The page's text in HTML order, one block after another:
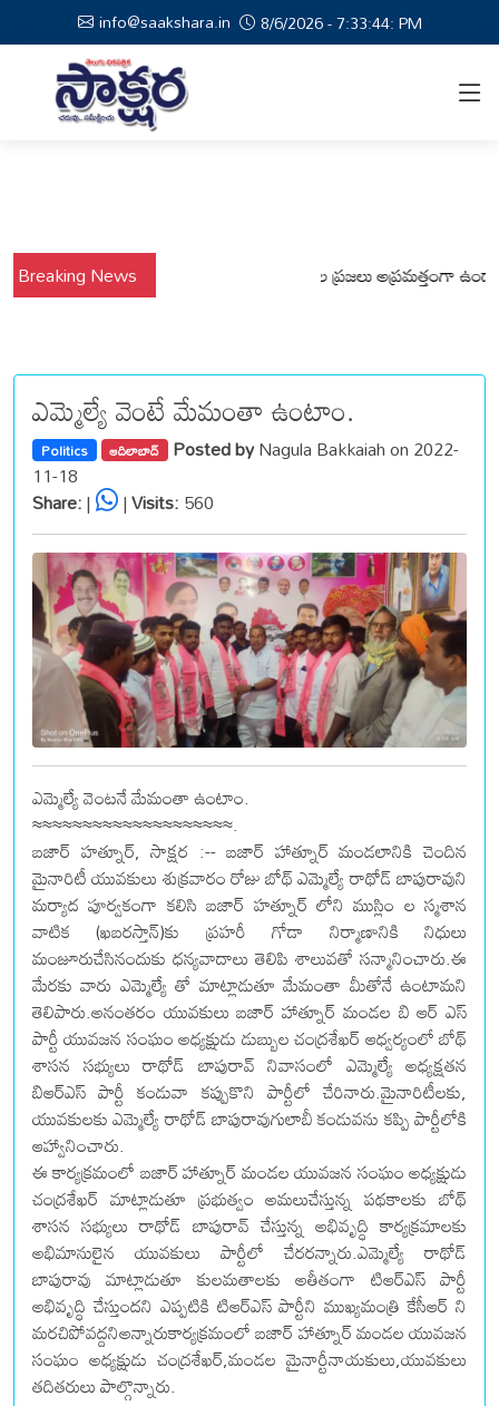
info@saakshara.in 8/6/2026 - 7:33:45: PM
Breaking News
వర్షాల నేపథ్యంలో కోటపల్లి, వేమనపల్లి మండలాల ప్రజలు అప్రమత్తంగా ఉండాలి
ఎమ్మెల్యే వెంటే మేమంతా ఉంటాం.
Politics ఆదిలాబాద్ Posted byNagula Bakkaiah on 2022-
11-18
Share:| |Visits:560
ఎమ్మెల్యే వెంటనే మేమంతా ఉంటాం.
≈≈≈≈≈≈≈≈≈≈≈≈≈≈≈≈≈≈≈≈.
బజార్ హత్నూర్, సాక్షర :-- బజార్ హాత్నూర్ మండలానికి చెందిన
మైనారిటీ యువకులు శుక్రవారం రోజు బోథ్ ఎమ్మెల్యే రాథోడ్ బాపురావుని
మర్యాద పూర్వకంగా కలిసి బజార్ హత్నూర్ లోని ముస్లిం ల స్మశాన
వాటిక (ఖబరస్తాన్)కు ప్రహరీ గోడా నిర్మాణానికి నిధులు
మంజూరుచేసినందుకు ధన్యవాదాలు తెలిపి శాలువతో సన్మానించారు.ఈ
మేరకు వారు ఎమ్మెల్యే తో మాట్లాడుతూ మేమంతా మీతోనే ఉంటామని
తెలిపారు.అనంతరం యువకులు బజార్ హాత్నూర్ మండల బి ఆర్ ఎస్
పార్టీ యువజన సంఘం అధ్యక్షుడు డుబ్బుల చంద్రశేఖర్ ఆధ్వర్యంలో బోథ్
శాసన సభ్యులు రాథోడ్ బాపురావ్ నివాసంలో ఎమ్మెల్యే అధ్యక్షతన
బిఆర్ఎస్ పార్టీ కండువా కప్పుకొని పార్టీలో చేరినారు.మైనారిటీలకు,
యువకులకు ఎమ్మెల్యే రాథోడ్ బాపురావుగులాబీ కండువను కప్పి పార్టీలోకి
ఆహ్వానించారు.
ఈ కార్యక్రమంలో బజార్ హాత్నూర్ మండల యువజన సంఘం అధ్యక్షుడు
చంద్రశేఖర్ మాట్లాడుతూ ప్రభుత్వం అమలుచేస్తున్న పథకాలకు బోథ్
శాసన సభ్యులు రాథోడ్ బాపురావ్ చేస్తున్న అభివృద్ధి కార్యక్రమాలకు
అభిమానులైన యువకులు పార్టీలో చేరరన్నారు.ఎమ్మెల్యే రాథోడ్
బాపురావు మాట్లాడుతూ కులమతాలకు అతీతంగా టిఆర్ఎస్ పార్టీ
అభివృద్ధి చేస్తుందని ఎప్పటికి టిఆర్ఎస్ పార్టీని ముఖ్యమంత్రి కేసీఆర్ ని
మరచిపోవద్దనిఅన్నారుకార్యక్రమంలో బజార్ హాత్నూర్ మండల యువజన
సంఘం అధ్యక్షుడు చంద్రశేఖర్,మండల మైనార్టీనాయకులు,యువకులు
తదితరులు పాల్గొన్నారు.